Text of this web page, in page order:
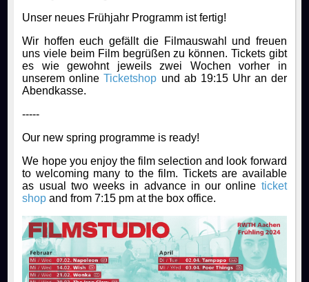
Unser neues Frühjahr Programm ist fertig!
Wir hoffen euch gefällt die Filmauswahl und freuen
uns viele beim Film begrüßen zu können. Tickets gibt
es wie gewohnt jeweils zwei Wochen vorher in
unserem onlineTicketshop und ab 19:15 Uhr an der
Abendkasse.
-----
Our new spring programme is ready!
We hope you enjoy the film selection and look forward
to welcoming many to the film. Tickets are available
as usual two weeks in advance in our online ticket
shop and from 7:15 pm at the box office.